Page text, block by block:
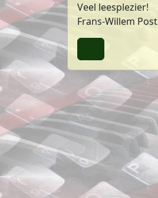
Veel leesplezier!
Frans-Willem Post